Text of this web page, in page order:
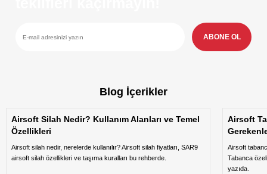
ABONE OL
Blog İçerikler
Airsoft Silah Nedir? Kullanım Alanları ve Temel
Özellikleri
Airsoft silah nedir, nerelerde kullanılır? Airsoft silah fiyatları, SAR9
airsoft silah özellikleri ve taşıma kuralları bu rehberde.
Airsoft
Airsoft
Tabanca
yazıda.